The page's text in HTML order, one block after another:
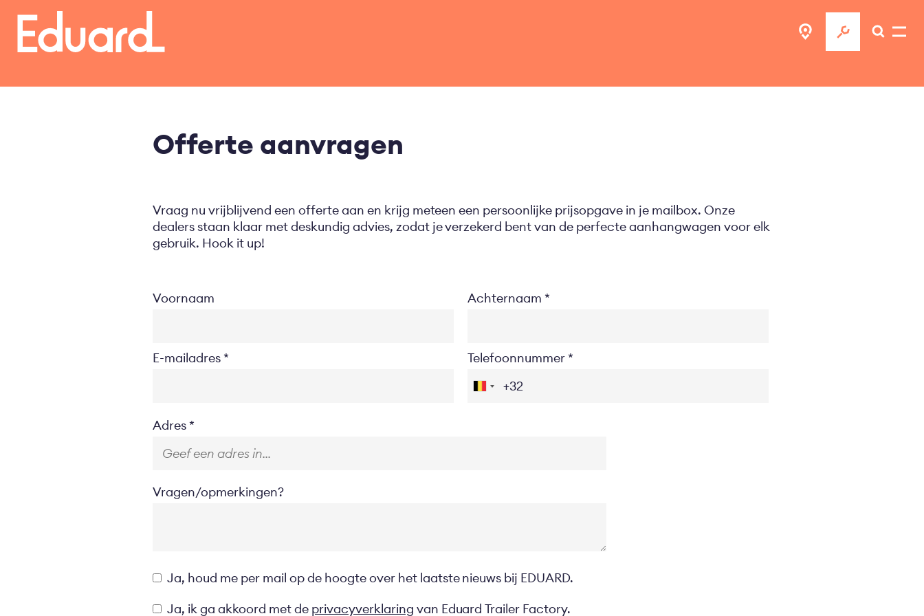
Overslaan
naar
gaan
Offerte aanvragen
Vraag nu vrijblijvend een offerte aan en krijg meteen een persoonlijke prijsopgave in je mailbox. Onze
dealers staan klaar met deskundig advies, zodat je verzekerd bent van de perfecte aanhangwagen voor elk
gebruik. Hook it up!
Voornaam Achternaam
E-mailadres Telefoonnummer
Location
Adres
Vragen/opmerkingen?
Opt-
in
Ja, houd me per mail op de hoogte over het laatste nieuws bij EDUARD.
Privacyverklaring
Ja, ik ga akkoord met de privacyverklaring van Eduard Trailer Factory.